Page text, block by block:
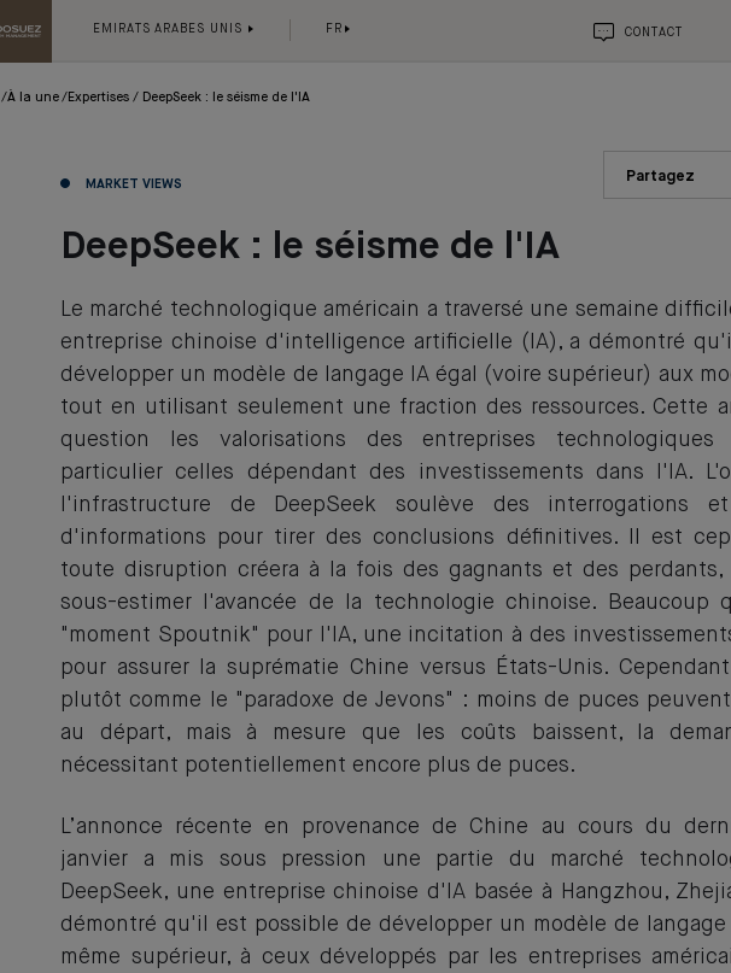
EMIRATS ARABES UNIS FR CONTACT
À la une Expertises DeepSeek : le séisme de l'IA
MARKET VIEWS Partagez
DeepSeek : le séisme de l'IA
Le marché technologique américain a traversé une semaine
entreprise chinoise d'intelligence artificielle (IA), a démontré
développer un modèle de langage IA égal (voire supérieur) aux
tout en utilisant seulement une fraction des ressources. Cette
question les valorisations des entreprises technologiques
particulier celles dépendant des investissements dans l'IA.
l'infrastructure de DeepSeek soulève des interrogations
d'informations pour tirer des conclusions définitives. Il est
toute disruption créera à la fois des gagnants et des
sous-estimer l'avancée de la technologie chinoise. Beaucoup
"moment Spoutnik" pour l'IA, une incitation à des
pour assurer la suprématie Chine versus États-Unis.
plutôt comme le "paradoxe de Jevons" : moins de puces
au départ, mais à mesure que les coûts baissent, la
nécessitant potentiellement encore plus de puces.
L’annonce récente en provenance de Chine au cours du
janvier a mis sous pression une partie du marché
DeepSeek, une entreprise chinoise d'IA basée à Hangzhou,
démontré qu'il est possible de développer un modèle de
même supérieur, à ceux développés par les entreprises